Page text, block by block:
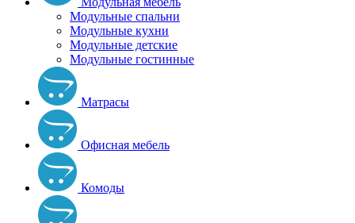
Модульные спальни
Модульные кухни
Модульные детские
Модульные гостинные
Матрасы
Офисная мебель
Комоды